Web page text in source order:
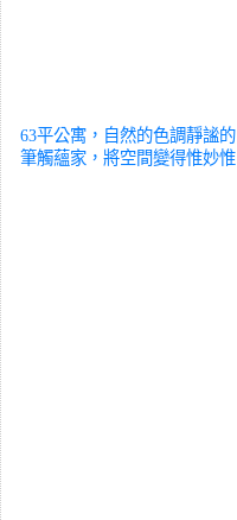
63平公寓，自然的色調靜謐的
筆觸蘊家，將空間變得惟妙惟